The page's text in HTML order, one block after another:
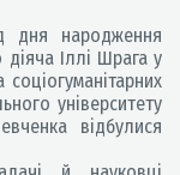
дня народження
діяча Іллі Шрага у
соціогуманітарних
університету
відбулися